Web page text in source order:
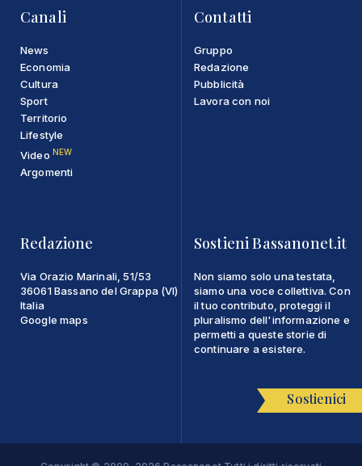
Canali
News
Economia
Cultura
Sport
Territorio
Lifestyle
Video NEW
Argomenti
Contatti
Gruppo
Redazione
Pubblicità
Lavora con noi
Redazione
Via Orazio Marinali, 51/53
36061 Bassano del Grappa (VI)
Italia
Google maps
Sostieni Bassanonet.it
Non siamo solo una testata,
siamo una voce collettiva. Con
il tuo contributo, proteggi il
pluralismo dell'informazione e
permetti a queste storie di
continuare a esistere.
Sostienici